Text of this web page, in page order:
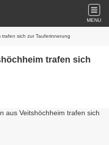
MENU
sich zur Tauferinnerung
trafen sich